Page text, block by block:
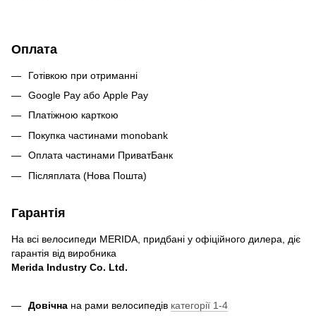
Оплата
Готівкою при отриманні
Google Pay або Apple Pay
Платіжною карткою
Покупка частинами monobank
Оплата частинами ПриватБанк
Післяплата (Нова Пошта)
Гарантія
На всі велосипеди MERIDA, придбані у офіційного дилера, діє
гарантія від виробника
Merida Industry Co. Ltd.
Довічна на рами велосипедів категорії 1-4